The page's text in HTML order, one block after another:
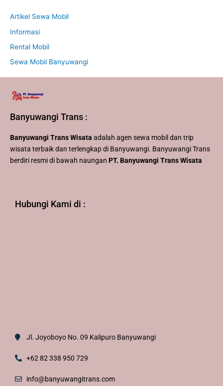
Artikel Sewa Mobil
Informasi
Rental Mobil
Sewa Mobil Banyuwangi
Banyuwangi Trans :
Banyuwangi Trans Wisata adalah agen sewa mobil dan trip
wisata terbaik dan terlengkap di Banyuwangi. Banyuwangi Trans
berdiri resmi di bawah naungan PT. Banyuwangi Trans Wisata
Hubungi Kami di :
Jl. Joyoboyo No. 09 Kalipuro Banyuwangi
+62 82 338 950 729
info@banyuwangitrans.com